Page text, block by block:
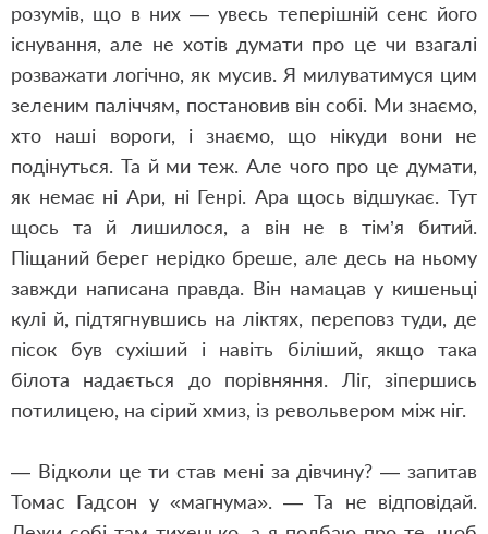
розумів, що в них — увесь теперішній сенс його
існування, але не хотів думати про це чи взагалі
розважати логічно, як мусив. Я милуватимуся цим
зеленим паліччям, постановив він собі. Ми знаємо,
хто наші вороги, і знаємо, що нікуди вони не
подінуться. Та й ми теж. Але чого про це думати,
як немає ні Ари, ні Генрі. Ара щось відшукає. Тут
щось та й лишилося, а він не в тім’я битий.
Піщаний берег нерідко бреше, але десь на ньому
завжди написана правда. Він намацав у кишеньці
кулі й, підтягнувшись на ліктях, переповз туди, де
пісок був сухіший і навіть біліший, якщо така
білота надається до порівняння. Ліг, зіпершись
потилицею, на сірий хмиз, із револьвером між ніг.
— Відколи це ти став мені за дівчину? — запитав
Томас Гадсон у «магнума». — Та не відповідай.